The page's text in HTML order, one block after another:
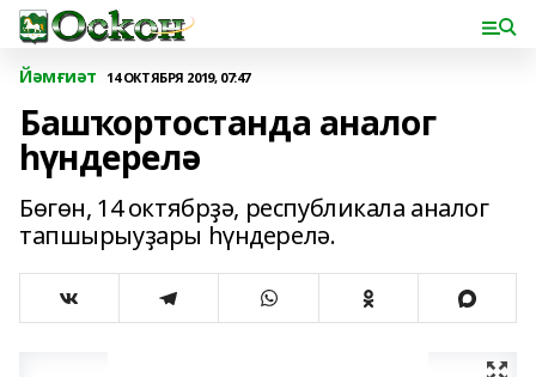
Йәмғиәт 14 ОКТЯБРЯ 2019, 07:47
Башҡортостанда аналог
һүндерелә
Бөгөн, 14 октябрҙә, республикала аналог
тапшырыуҙары һүндерелә.